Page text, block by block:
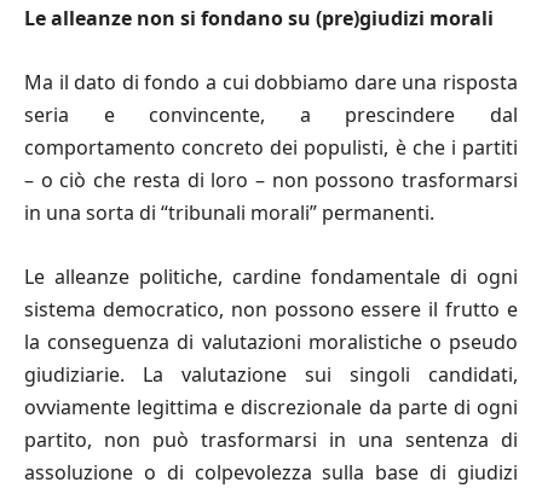
Le alleanze non si fondano su (pre)giudizi morali
Ma il dato di fondo a cui dobbiamo dare una risposta
seria e convincente, a prescindere dal
comportamento concreto dei populisti, è che i partiti
– o ciò che resta di loro – non possono trasformarsi
in una sorta di “tribunali morali” permanenti.
Le alleanze politiche, cardine fondamentale di ogni
sistema democratico, non possono essere il frutto e
la conseguenza di valutazioni moralistiche o pseudo
giudiziarie. La valutazione sui singoli candidati,
ovviamente legittima e discrezionale da parte di ogni
partito, non può trasformarsi in una sentenza di
assoluzione o di colpevolezza sulla base di giudizi